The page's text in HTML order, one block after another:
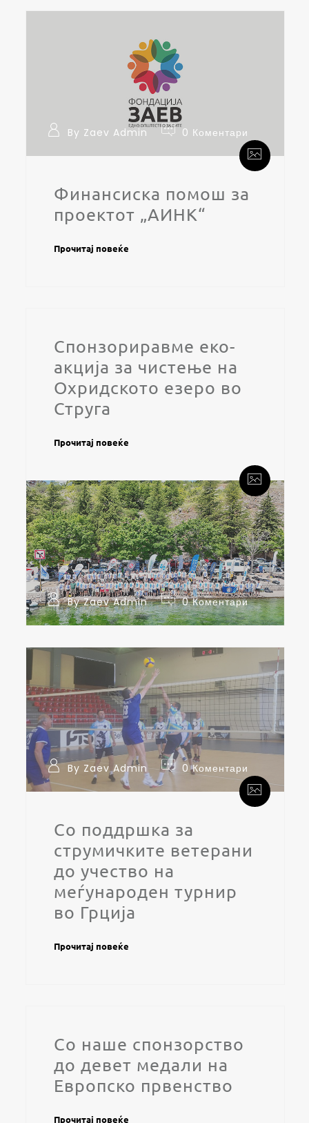
By Zaev Admin 0 Коментари
Финансиска помош за
проектот „АИНК“
Прочитај повеќе
Спонзориравме еко-
акција за чистење на
Охридското езеро во
Струга
Прочитај повеќе
By Zaev Admin 0 Коментари
By Zaev Admin 0 Коментари
Со поддршка за
струмичките ветерани
до учество на
меѓународен турнир
во Грција
Прочитај повеќе
Со наше спонзорство
до девет медали на
Европско првенство
Прочитај повеќе